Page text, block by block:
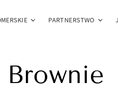
PARTNERSTWO